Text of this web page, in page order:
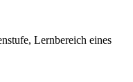
Lernbereich eines